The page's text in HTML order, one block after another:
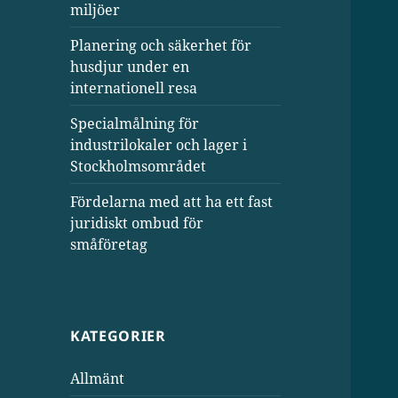
miljöer
Planering och säkerhet för
husdjur under en
internationell resa
Specialmålning för
industrilokaler och lager i
Stockholmsområdet
Fördelarna med att ha ett fast
juridiskt ombud för
småföretag
KATEGORIER
Allmänt